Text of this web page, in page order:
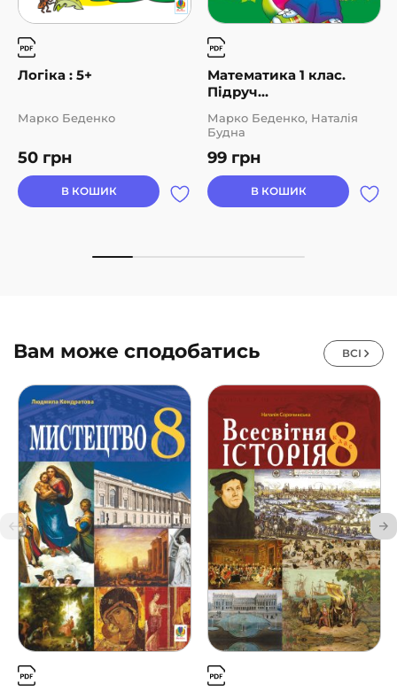
Логіка : 5+
50 грн
Марко Беденко
В КОШИК
Математика 1 клас.
Підруч...
99 грн
Марко Беденко, Наталія
Будна
В КОШИК
Вам може сподобатись ВСІ